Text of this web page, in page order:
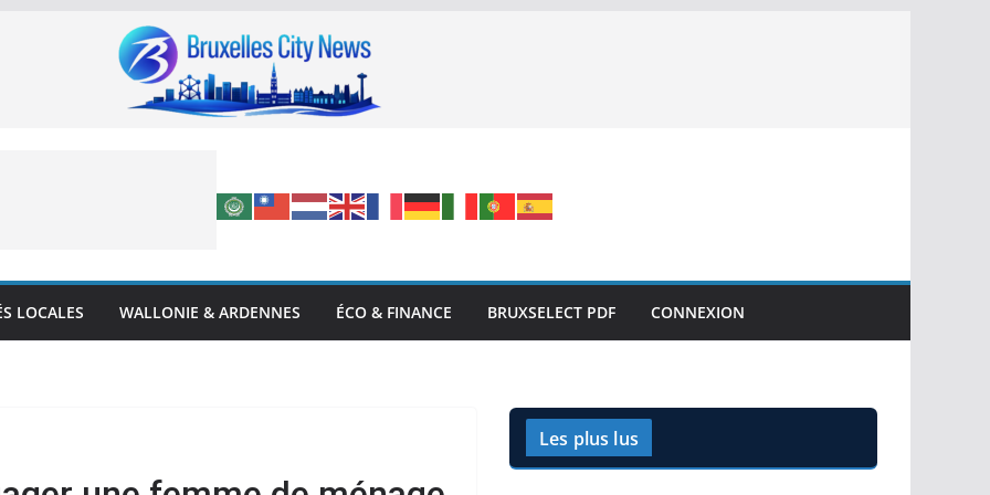
LOCALES WALLONIE & ARDENNES ÉCO & FINANCE BRUXSELECT PDF CONNEXION
Les plus lus